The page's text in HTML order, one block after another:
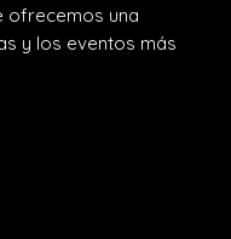
ofrecemos una
y los eventos más